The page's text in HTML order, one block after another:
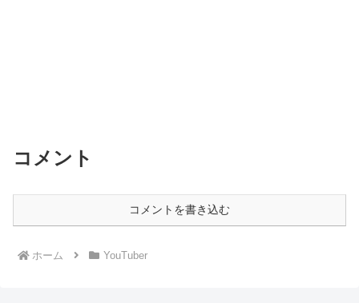
コメント
コメントを書き込む
ホーム YouTuber